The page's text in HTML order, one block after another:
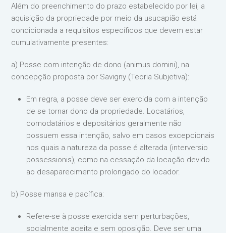
Além do preenchimento do prazo estabelecido por lei, a
aquisição da propriedade por meio da usucapião está
condicionada a requisitos específicos que devem estar
cumulativamente presentes:
a) Posse com intenção de dono (animus domini), na
concepção proposta por Savigny (Teoria Subjetiva):
Em regra, a posse deve ser exercida com a intenção
de se tornar dono da propriedade. Locatários,
comodatários e depositários geralmente não
possuem essa intenção, salvo em casos excepcionais
nos quais a natureza da posse é alterada (interversio
possessionis), como na cessação da locação devido
ao desaparecimento prolongado do locador.
b) Posse mansa e pacífica:
Refere-se à posse exercida sem perturbações,
socialmente aceita e sem oposição. Deve ser uma